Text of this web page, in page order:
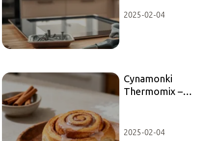
2025-02-04
Cynamonki
Thermomix –
2025-02-04